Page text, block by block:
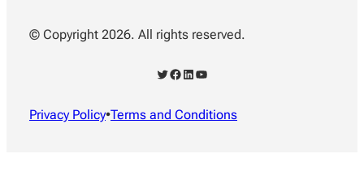
© Copyright 2026. All rights reserved.
Twitter Facebook LinkedIn YouTube
Privacy Policy•Terms and Conditions